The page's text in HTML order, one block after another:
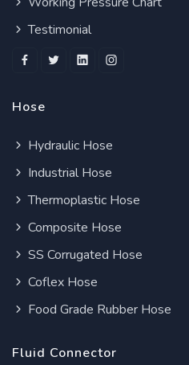
Testimonial
Hose
Hydraulic Hose
Industrial Hose
Thermoplastic Hose
Composite Hose
SS Corrugated Hose
Coflex Hose
Food Grade Rubber Hose
Fluid Connector